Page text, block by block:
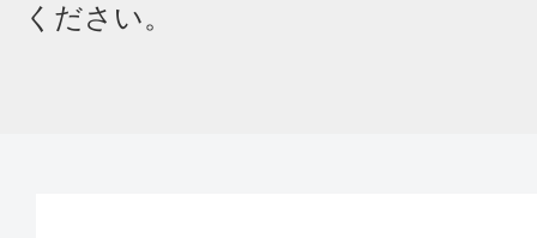
ください。